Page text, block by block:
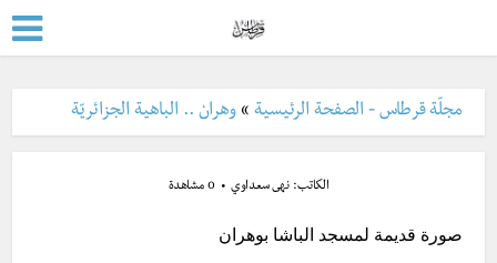
مجلّة قرطاس - الصفحة الرئيسية »وهران .. الباهية الجزائريّة
الكاتب:نهى سعداوي 0 مشاهدة
صورة قديمة لمسجد الباشا بوهران